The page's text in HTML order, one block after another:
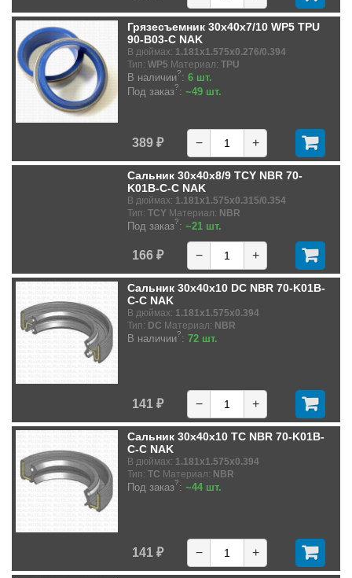
Грязесъемник 30x40x7/10 WP5 TPU
90-B03-C NAK
В дюймах: 1.181x1.575x0.276/0.394
Тип: WP5 Материал: TPU
В наличии?: 6 шт.
Под заказ?: ~49 шт.
389 ₽ − +
Сальник 30x40x8/9 TCY NBR 70-
K01B-C-C NAK
В дюймах: 1.181x1.575x0.315/0.354
Тип: TCY Материал: NBR
Под заказ?: ~21 шт.
166 ₽ − +
Сальник 30x40x10 DC NBR 70-K01B-
C-C NAK
В дюймах: 1.181x1.575x0.394
Тип: DC Материал: NBR
В наличии?: 72 шт.
141 ₽ − +
Сальник 30x40x10 TC NBR 70-K01B-
C-C NAK
В дюймах: 1.181x1.575x0.394
Тип: TC Материал: NBR
Под заказ?: ~44 шт.
141 ₽ − +